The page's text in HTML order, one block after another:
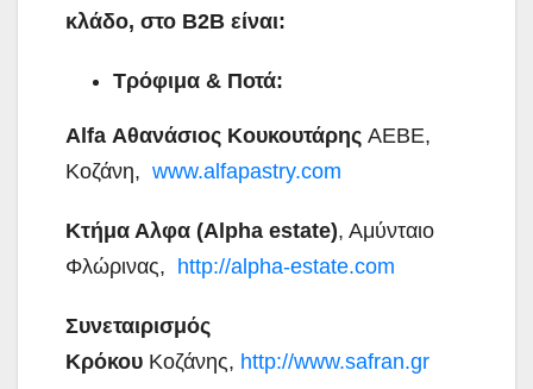
κλάδο, στο Β2Β είναι:
Τρόφιμα & Ποτά:
Alfa Αθανάσιος Κουκουτάρης ΑΕΒΕ,
Κοζάνη, www.alfapastry.com
Κτήμα Αλφα (Alpha estate), Αμύνταιο
Φλώρινας, http://alpha-estate.com
Συνεταιρισμός
Κρόκου Κοζάνης, http://www.safran.gr